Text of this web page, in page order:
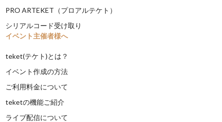
PRO ARTEKET（プロアルテケト）
シリアルコード受け取り
イベント主催者様へ
teket(テケト)とは？
イベント作成の方法
ご利用料金について
teketの機能ご紹介
ライブ配信について